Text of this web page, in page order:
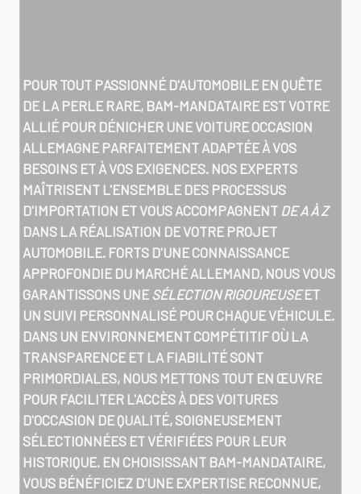
POUR TOUT PASSIONNÉ D'AUTOMOBILE EN QUÊTE
DE LA PERLE RARE, BAM-MANDATAIRE EST VOTRE
ALLIÉ POUR DÉNICHER UNE VOITURE OCCASION
ALLEMAGNE PARFAITEMENT ADAPTÉE À VOS
BESOINS ET À VOS EXIGENCES. NOS EXPERTS
MAÎTRISENT L'ENSEMBLE DES PROCESSUS
D'IMPORTATION ET VOUS ACCOMPAGNENT DE A À Z
DANS LA RÉALISATION DE VOTRE PROJET
AUTOMOBILE. FORTS D'UNE CONNAISSANCE
APPROFONDIE DU MARCHÉ ALLEMAND, NOUS VOUS
GARANTISSONS UNE SÉLECTION RIGOUREUSEET
UN SUIVI PERSONNALISÉ POUR CHAQUE VÉHICULE.
DANS UN ENVIRONNEMENT COMPÉTITIF OÙ LA
TRANSPARENCE ET LA FIABILITÉ SONT
PRIMORDIALES, NOUS METTONS TOUT EN ŒUVRE
POUR FACILITER L'ACCÈS À DES VOITURES
D'OCCASION DE QUALITÉ, SOIGNEUSEMENT
SÉLECTIONNÉES ET VÉRIFIÉES POUR LEUR
HISTORIQUE. EN CHOISISSANT BAM-MANDATAIRE,
VOUS BÉNÉFICIEZ D'UNE EXPERTISE RECONNUE,